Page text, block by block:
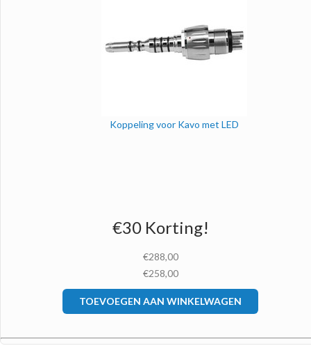
Koppeling voor Kavo met LED
€30 Korting!
€288,00
€258,00
TOEVOEGEN AAN WINKELWAGEN